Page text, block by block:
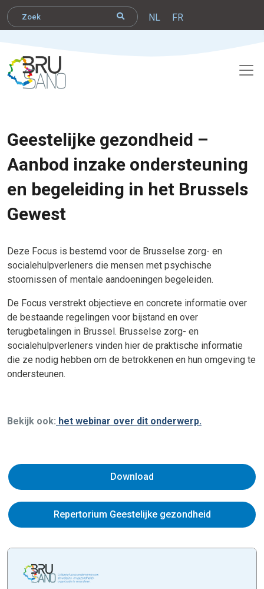
NL FR
Geestelijke gezondheid –
Aanbod inzake ondersteuning
en begeleiding in het Brussels
Gewest
Deze Focus is bestemd voor de Brusselse zorg- en
socialehulpverleners die mensen met psychische
stoornissen of mentale aandoeningen begeleiden.
De Focus verstrekt objectieve en concrete informatie over
de bestaande regelingen voor bijstand en over
terugbetalingen in Brussel. Brusselse zorg- en
socialehulpverleners vinden hier de praktische informatie
die ze nodig hebben om de betrokkenen en hun omgeving te
ondersteunen.
Bekijk ook: het webinar over dit onderwerp.
Download
Repertorium Geestelijke gezondheid